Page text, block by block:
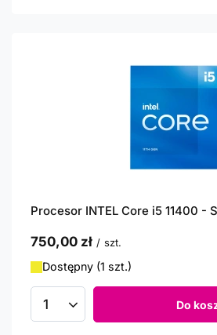
Procesor INTEL Core i5 11400 -
750,00 zł / szt.
Dostępny (1 szt.)
Ilość produktów Do